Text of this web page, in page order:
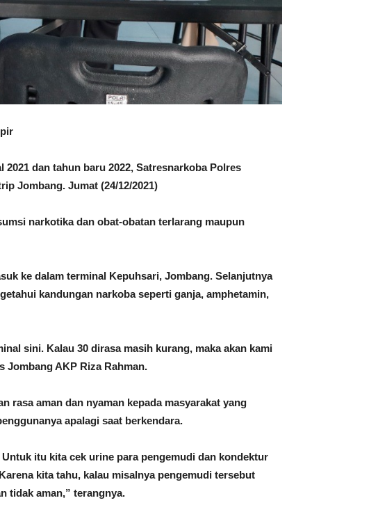
dan tahun baru 2022, Satresnarkoba Polres
Jombang. Jumat (24/12/2021)
narkotika dan obat-obatan terlarang maupun
ke dalam terminal Kepuhsari, Jombang. Selanjutnya
kandungan narkoba seperti ganja, amphetamin,
sini. Kalau 30 dirasa masih kurang, maka akan kami
Jombang AKP Riza Rahman.
rasa aman dan nyaman kepada masyarakat yang
apalagi saat berkendara.
itu kita cek urine para pengemudi dan kondektur
kita tahu, kalau misalnya pengemudi tersebut
tidak aman,” terangnya.